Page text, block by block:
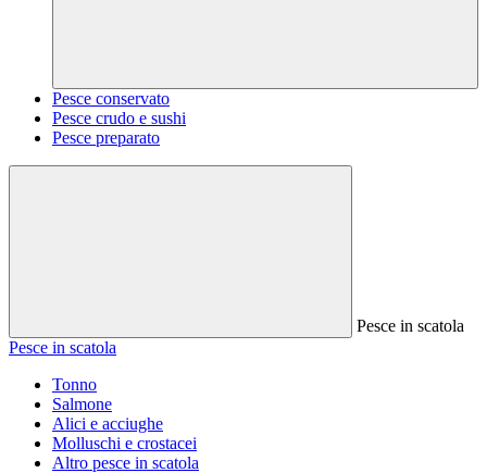
Pesce conservato
Pesce crudo e sushi
Pesce preparato
Pesce in scatola
Pesce in scatola
Tonno
Salmone
Alici e acciughe
Molluschi e crostacei
Altro pesce in scatola